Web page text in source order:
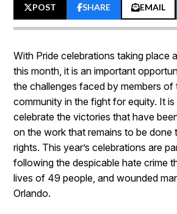
POST SHARE EMAIL
With Pride celebrations taking place
this month, it is an important
the challenges faced by members of
community in the fight for equity. It
celebrate the victories that have
on the work that remains to be done
rights. This year’s celebrations are
following the despicable hate crime
lives of 49 people, and wounded
Orlando.